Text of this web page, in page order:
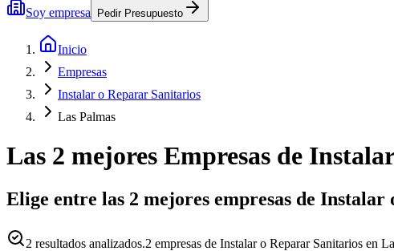
Soy empresa Pedir Presupuesto
Inicio
Empresas
Instalar o Reparar Sanitarios
Las Palmas
Las 2 mejores Empresas de
Elige entre las 2 mejores empresas de
2 resultados analizados.2 empresas de Instalar o Reparar Sanitarios en